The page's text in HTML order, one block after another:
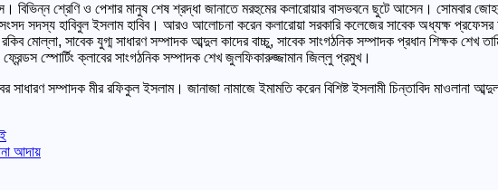
বিভিন্ন শ্রেণি ও পেশার মানুষ শেষ শ্রদ্ধা জানাতে মরহুমের কলারোয়ার বাসভবনে ছুটে আসেন। সোমবার
সংসদ সদস্য হাবিবুল ইসলাম হাবিব। আরও আলোচনা করেন কলারোয়া সরকারি কলেজের সাবেক অধ্যক্ষ
মোল্লা, সাবেক যুগ্ম সাধারণ সম্পাদক আব্দুল কাদের বাচ্চু, সাবেক সাংগঠনিক সম্পাদক প্রধান শিক্ষক
স্পোর্টিং ক্লাবের সাংগঠনিক সম্পাদক শেখ জুলফিকারুজ্জামান জিল্লু প্রমুখ।
সাধারণ সম্পাদক মীর রফিকুল ইসলাম। জানাজা নামাজে ইমামতি করেন বিশিষ্ট ইসলামী চিন্তাবিদ মাওলানা
আদায়